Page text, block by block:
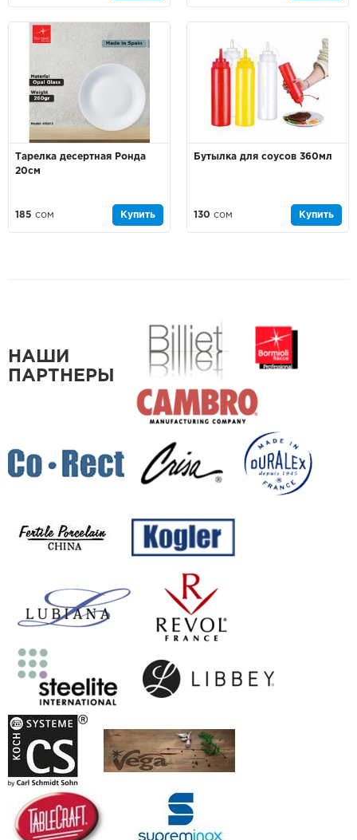
Тарелка десертная Ронда
20см
185 сом Купить
Бутылка для соусов 360мл
130 сом Купить
НАШИ
ПАРТНЕРЫ